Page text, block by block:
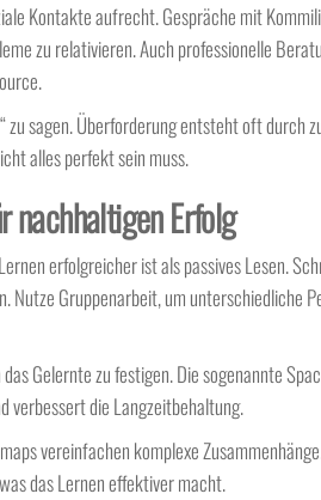
Kontakte aufrecht. Gespräche mit
zu relativieren. Auch professionelle
zu sagen. Überforderung entsteht oft durch
alles perfekt sein muss.
nachhaltigen Erfolg
erfolgreicher ist als passives Lesen.
Gruppenarbeit, um unterschiedliche
Gelernte zu festigen. Die sogenannte
verbessert die Langzeitbehaltung.
vereinfachen komplexe
das Lernen effektiver macht.